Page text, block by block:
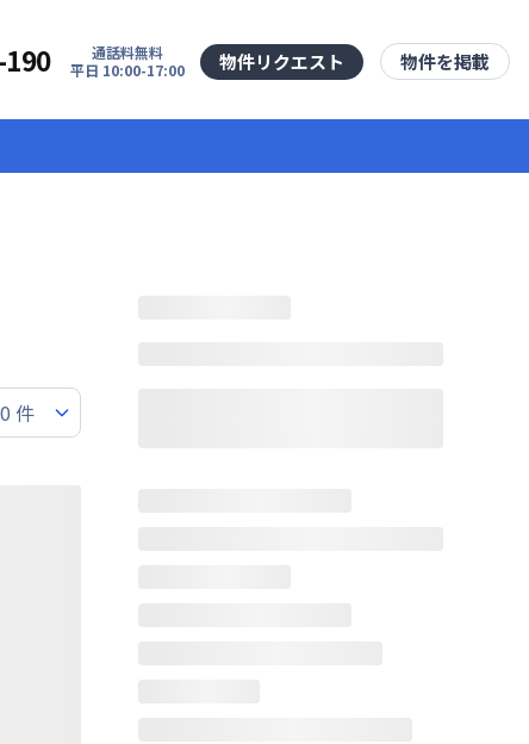
通話料無料
平日 10:00-17:00
物件リクエスト 物件を掲載